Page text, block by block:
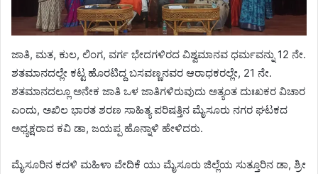
ಜಾತಿ, ಮತ, ಕುಲ, ಲಿಂಗ, ವರ್ಗ ಭೇದಗಳಿರದ ವಿಶ್ವಮಾನವ ಧರ್ಮವನ್ನು 12 ನೇ.
ಶತಮಾನದಲ್ಲೇ ಕಟ್ಟ ಹೊರಟಿದ್ದ ಬಸವಣ್ಣನವರ ಆರಾಧಕರಲ್ಲೇ, 21 ನೇ.
ಶತಮಾನದಲ್ಲೂ ಅನೇಕ ಜಾತಿ ಒಳ ಜಾತಿಗಳಿರುವುದು ಅತ್ಯಂತ ದುಃಖಕರ ವಿಚಾರ
ಎಂದು, ಅಖಿಲ ಭಾರತ ಶರಣ ಸಾಹಿತ್ಯ ಪರಿಷತ್ತಿನ ಮೈಸೂರು ನಗರ ಘಟಕದ
ಅಧ್ಯಕ್ಷರಾದ ಕವಿ ಡಾ, ಜಯಪ್ಪ ಹೊನ್ನಾಳಿ ಹೇಳಿದರು.
ಮೈಸೂರಿನ ಕದಳಿ ಮಹಿಳಾ ವೇದಿಕೆ ಯು ಮೈಸೂರು ಜಿಲ್ಲೆಯ ಸುತ್ತೂರಿನ ಡಾ, ಶ್ರೀ